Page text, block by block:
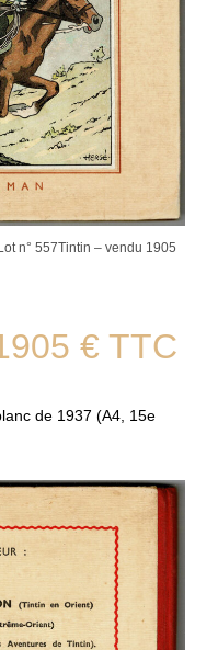
n° 557Tintin – vendu 1905
€ TTC
de 1937 (A4, 15e